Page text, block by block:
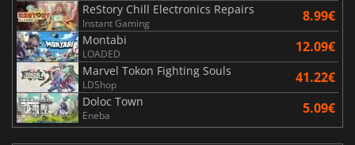
ReStory Chill Electronics Repairs
Instant Gaming 8.99€
Montabi
LOADED 12.09€
Marvel Tokon Fighting Souls
LDShop 41.22€
Doloc Town
Eneba 5.09€